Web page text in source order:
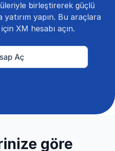
birleştirerek güçlü
yatırım yapın. Bu araçlara
XM hesabı açın.
Aç
göre